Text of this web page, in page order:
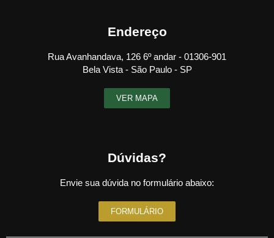
Endereço
Rua Avanhandava, 126 6º andar - 01306-901
Bela Vista - São Paulo - SP
VER MAPA
Dúvidas?
Envie sua dúvida no formulário abaixo:
FORMULÁRIO